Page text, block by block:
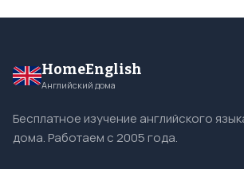
HomeEnglish
Английский дома
Бесплатное изучение английского
дома. Работаем с 2005 года.